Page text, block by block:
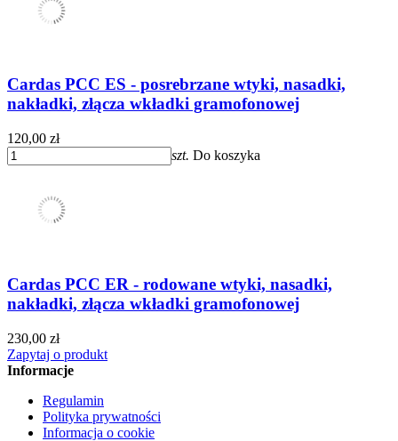
Cardas PCC ES - posrebrzane wtyki, nasadki,
nakładki, złącza wkładki gramofonowej
120,00 zł
szt. Do koszyka
Cardas PCC ER - rodowane wtyki, nasadki,
nakładki, złącza wkładki gramofonowej
230,00 zł
Zapytaj o produkt
Informacje
Regulamin
Polityka prywatności
Informacja o cookie